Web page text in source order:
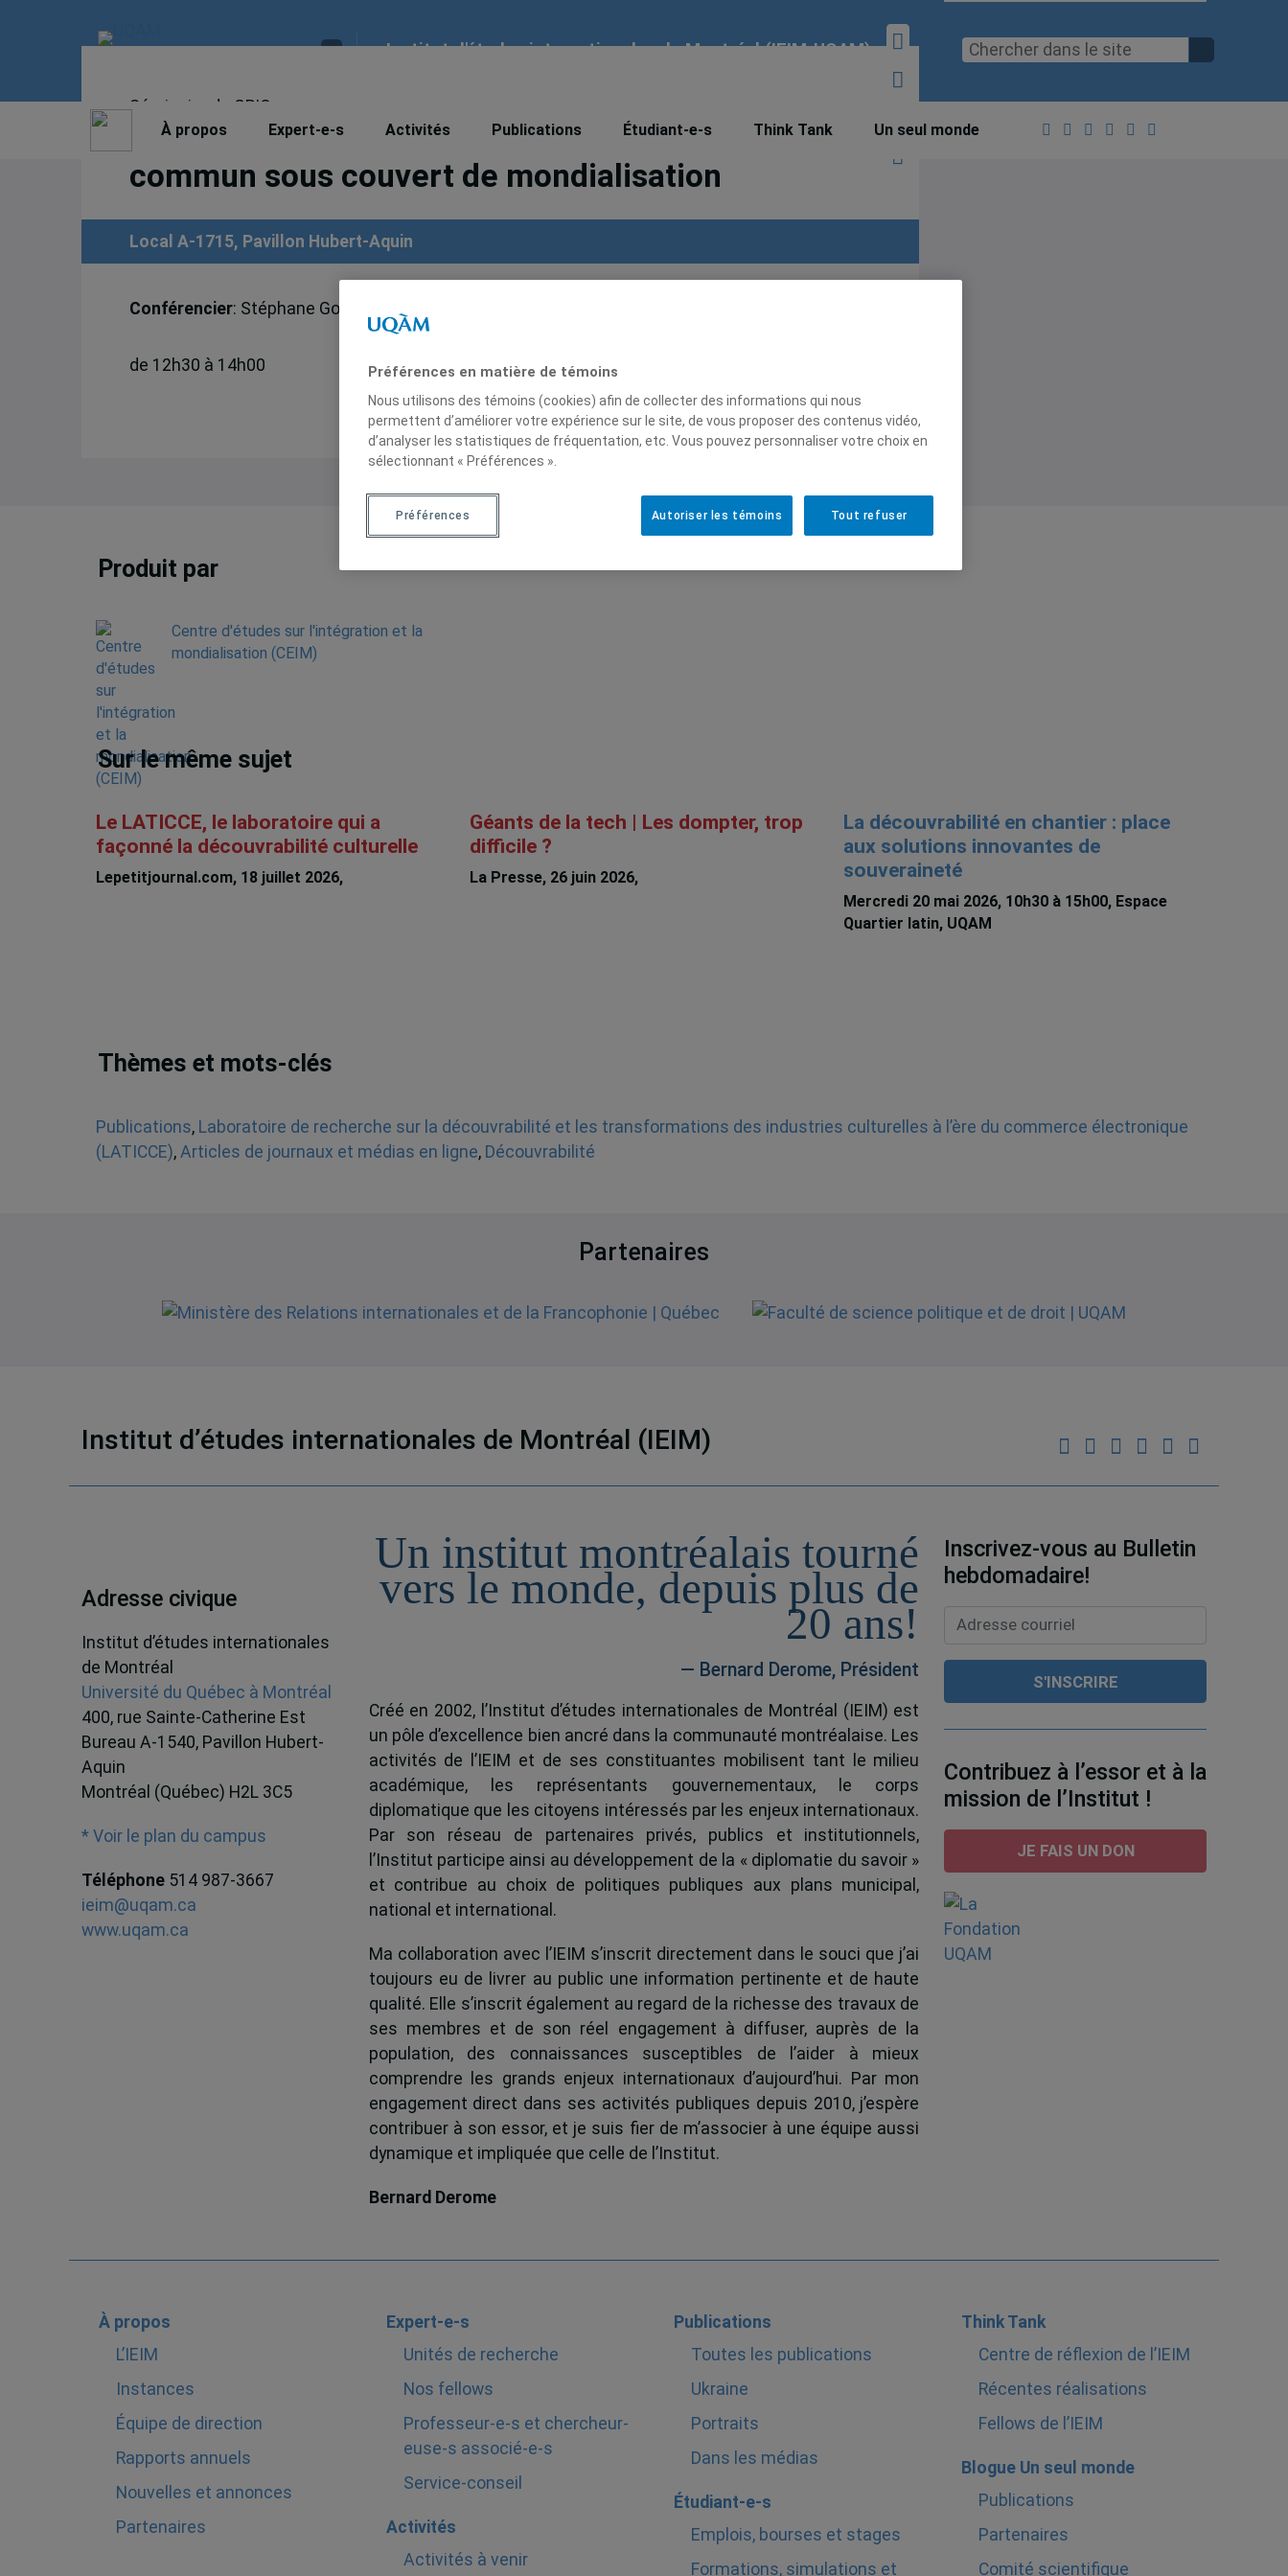
Institut d'études internationales de Montréal (IEIM-UQAM)
À propos Expert-e-s Activités Publications Étudiant-e-s Think Tank Un seul monde
Séminaire du GRIC:
Les paradis fiscaux: l’assaut ultime contre le bien
commun sous couvert de mondialisation
Local A-1715, Pavillon Hubert-Aquin
Conférencier: Stéphane Gobeil, conseiller politique au Cabinet du Chef du Bloc Québécois
de 12h30 à 14h00
Produit par
Centre d'études sur l'intégration et la
mondialisation (CEIM)
Sur le même sujet
Le LATICCE, le laboratoire qui a
façonné la découvrabilité culturelle
Lepetitjournal.com, 18 juillet 2026,
Géants de la tech | Les dompter, trop
difficile ?
La Presse, 26 juin 2026,
La découvrabilité en chantier : place
aux solutions innovantes de
souveraineté
Mercredi 20 mai 2026, 10h30 à 15h00, Espace
Quartier latin, UQAM
Thèmes et mots-clés
Publications, Laboratoire de recherche sur la découvrabilité et les transformations des industries culturelles à l’ère du commerce électronique
(LATICCE), Articles de journaux et médias en ligne, Découvrabilité
Partenaires
Institut d’études internationales de Montréal (IEIM)
Adresse civique
Institut d’études internationales
de Montréal
Université du Québec à Montréal
400, rue Sainte-Catherine Est
Bureau A-1540, Pavillon Hubert-
Aquin
Montréal (Québec) H2L 3C5
* Voir le plan du campus
Téléphone 514 987-3667
ieim@uqam.ca
www.uqam.ca
Un institut montréalais tourné
vers le monde, depuis plus de
20 ans!
— Bernard Derome, Président
Créé en 2002, l’Institut d’études internationales de Montréal (IEIM) est
un pôle d’excellence bien ancré dans la communauté montréalaise. Les
activités de l’IEIM et de ses constituantes mobilisent tant le milieu
académique, les représentants gouvernementaux, le corps
diplomatique que les citoyens intéressés par les enjeux internationaux.
Par son réseau de partenaires privés, publics et institutionnels,
l’Institut participe ainsi au développement de la « diplomatie du savoir »
et contribue au choix de politiques publiques aux plans municipal,
national et international.
Ma collaboration avec l’IEIM s’inscrit directement dans le souci que j’ai
toujours eu de livrer au public une information pertinente et de haute
qualité. Elle s’inscrit également au regard de la richesse des travaux de
ses membres et de son réel engagement à diffuser, auprès de la
population, des connaissances susceptibles de l’aider à mieux
comprendre les grands enjeux internationaux d’aujourd’hui. Par mon
engagement direct dans ses activités publiques depuis 2010, j’espère
contribuer à son essor, et je suis fier de m’associer à une équipe aussi
dynamique et impliquée que celle de l’Institut.
Bernard Derome
Inscrivez-vous au Bulletin
hebdomadaire!
Contribuez à l’essor et à la
mission de l’Institut !
JE FAIS UN DON
À propos
L’IEIM
Instances
Équipe de direction
Rapports annuels
Nouvelles et annonces
Partenaires
Expert-e-s
Unités de recherche
Nos fellows
Professeur-e-s et chercheur-
euse-s associé-e-s
Service-conseil
Activités
Activités à venir
Publications
Toutes les publications
Ukraine
Portraits
Dans les médias
Étudiant-e-s
Emplois, bourses et stages
Formations, simulations et
Think Tank
Centre de réflexion de l’IEIM
Récentes réalisations
Fellows de l’IEIM
Blogue Un seul monde
Publications
Partenaires
Comité scientifique
Préférences en matière de témoins
Nous utilisons des témoins (cookies) afin de collecter des informations qui nous
permettent d’améliorer votre expérience sur le site, de vous proposer des contenus vidéo,
d’analyser les statistiques de fréquentation, etc. Vous pouvez personnaliser votre choix en
sélectionnant « Préférences ».
Tout refuser
Autoriser les témoins
Préférences